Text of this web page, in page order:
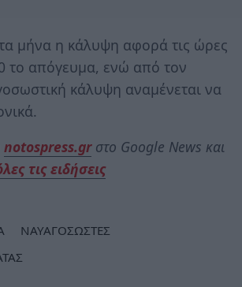
μήνα η κάλυψη αφορά τις ώρες
το απόγευμα, ενώ από τον
κάλυψη αναμένεται να
notospress.grστο Google News και
τις ειδήσεις
ΝΑΥΑΓΟΣΩΣΤΕΣ